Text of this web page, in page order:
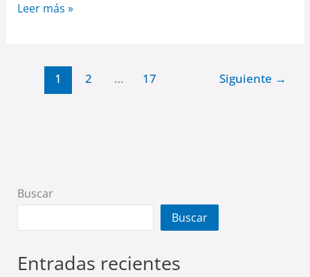
Leer más »
1 2 … 17 Siguiente →
Buscar
Buscar
Entradas recientes